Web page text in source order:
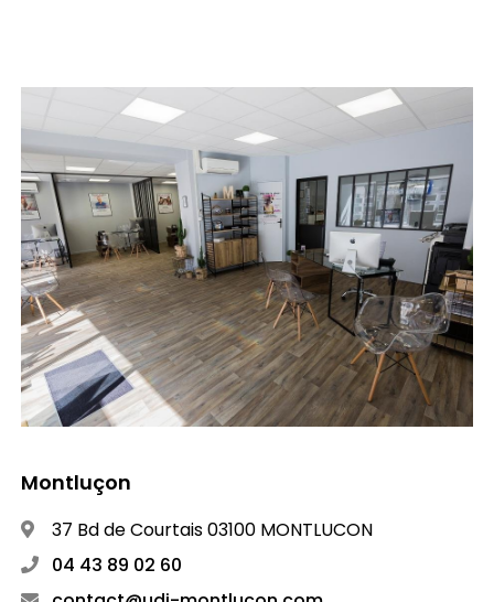
Montluçon
37 Bd de Courtais 03100 MONTLUCON
04 43 89 02 60